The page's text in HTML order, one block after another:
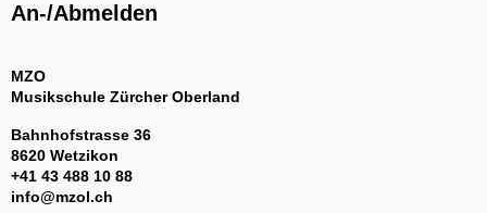
An-/Abmelden
An-/Abmelden
MZO
Musikschule Zürcher Oberland
Bahnhofstrasse 36
8620 Wetzikon
+41 43 488 10 88
info@mzol.ch